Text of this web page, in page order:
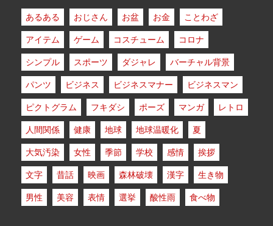
あるある おじさん お盆 お金
ことわざ
アイテム
ゲーム コスチューム
コロナ
シンプル
スポーツ ダジャレ
バーチャル背景
パンツ
ビジネス ビジネスマナー
ビジネスマン
ピクトグラム
フキダシ ポーズ マンガ
レトロ
人間関係
健康 地球 地球温暖化
夏
大気汚染
女性 季節 学校 感情
挨拶
文字
昔話 映画 森林破壊 漢字
生き物
男性
美容 表情 選挙 酸性雨 食べ物